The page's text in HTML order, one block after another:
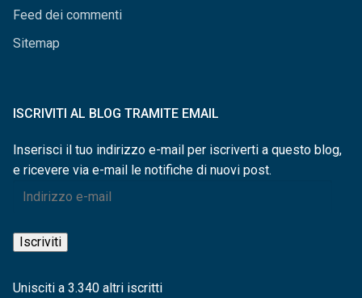
Feed dei commenti
Sitemap
ISCRIVITI AL BLOG TRAMITE EMAIL
Inserisci il tuo indirizzo e-mail per iscriverti a questo blog,
e ricevere via e-mail le notifiche di nuovi post.
Indirizzo
mail
Iscriviti
Unisciti a 3.340 altri iscritti